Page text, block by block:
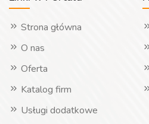
Strona główna
O nas
Oferta
Katalog firm
Usługi dodatkowe